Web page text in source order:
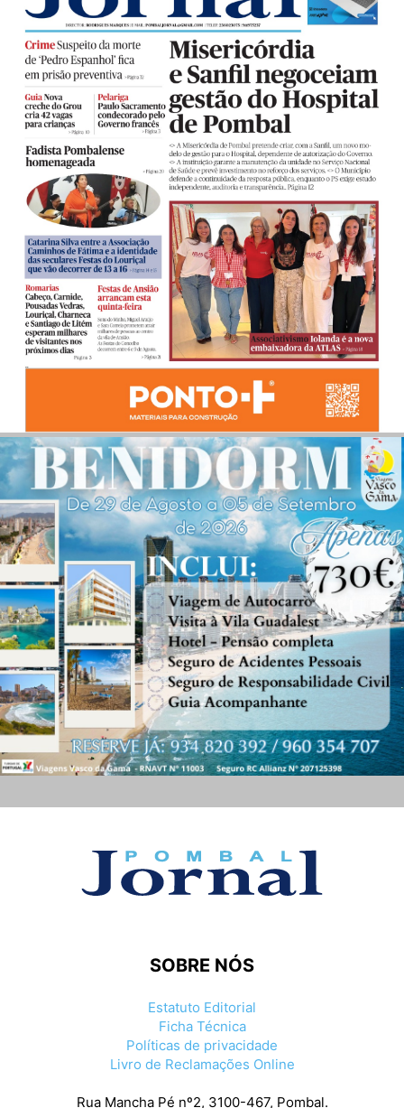
SOBRE NÓS
Estatuto Editorial
Ficha Técnica
Políticas de privacidade
Livro de Reclamações Online
Rua Mancha Pé nº2, 3100-467, Pombal.